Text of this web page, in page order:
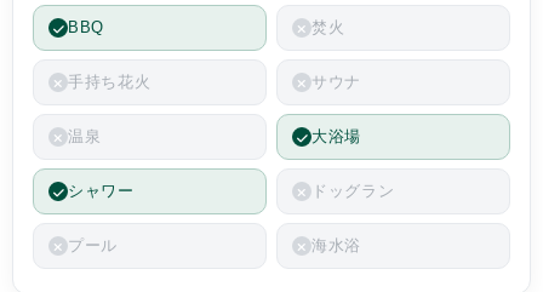
BBQ 焚火
手持ち花火 サウナ
温泉 大浴場
シャワー ドッグラン
プール 海水浴